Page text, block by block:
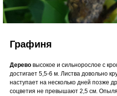
Графиня
Дерево высокое и сильнорослое с
достигает 5,5-6 м. Листва довольно
наступает на несколько дней позже
соцветия не превышают 2,5 см.